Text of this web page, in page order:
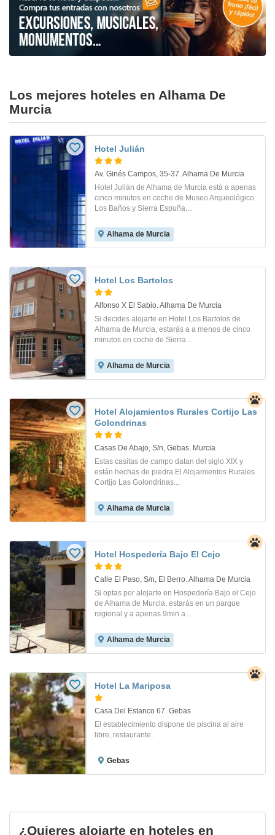
Los mejores hoteles en Alhama De
Murcia
Hotel Julián
Av. Ginés Campos, 35-37. Alhama De Murcia
Hotel Julián de Alhama de Murcia está a apenas
cinco minutos en coche de Museo Arqueológico
Los Baños y Sierra Espuña....
Alhama de Murcia
Hotel Los Bartolos
Alfonso X El Sabio. Alhama De Murcia
Si decides alojarte en Hotel Los Bartolos de
Alhama de Murcia, estarás a a menos de cinco
minutos en coche de Sierra...
Alhama de Murcia
Hotel Alojamientos Rurales Cortijo Las
Golondrinas
Casas De Abajo, S/n, Gebas. Murcia
Estas casitas de campo datan del siglo XIX y
están hechas de piedra.El Alojamientos Rurales
Cortijo Las Golondrinas...
Alhama de Murcia
Hotel Hospedería Bajo El Cejo
Calle El Paso, S/n, El Berro. Alhama De Murcia
Si optas por alojarte en Hospedería Bajo el Cejo
de Alhama de Murcia, estarás en un parque
regional y a apenas 9min a...
Alhama de Murcia
Hotel La Mariposa
Casa Del Estanco 67. Gebas
El establecimiento dispone de piscina al aire
libre, restaurante .
Gebas
¿Quieres alojarte en hoteles en